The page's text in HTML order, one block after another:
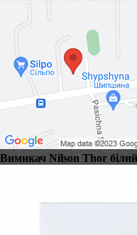
Вимикач Nilson Thor білий